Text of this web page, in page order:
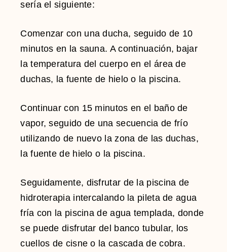
sería el siguiente:
Comenzar con una ducha, seguido de 10
minutos en la sauna. A continuación, bajar
la temperatura del cuerpo en el área de
duchas, la fuente de hielo o la piscina.
Continuar con 15 minutos en el baño de
vapor, seguido de una secuencia de frío
utilizando de nuevo la zona de las duchas,
la fuente de hielo o la piscina.
Seguidamente, disfrutar de la piscina de
hidroterapia intercalando la pileta de agua
fría con la piscina de agua templada, donde
se puede disfrutar del banco tubular, los
cuellos de cisne o la cascada de cobra.